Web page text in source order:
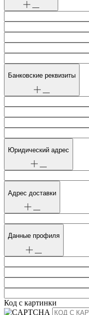
Банковские реквизиты
Юридический адрес
Адрес доставки
Данные профиля
Код с картинки
Если у
бот: